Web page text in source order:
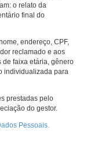
o relato da
final do
endereço, CPF,
reclamado e aos
de faixa etária, gênero
individualizada para
prestadas pelo
do gestor.
Pessoais.